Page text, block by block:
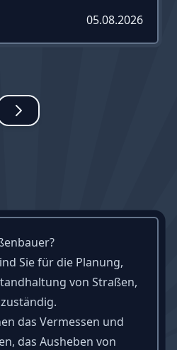
05.08.2026
Sie für die Planung,
von Straßen,
das Vermessen und
das Ausheben von